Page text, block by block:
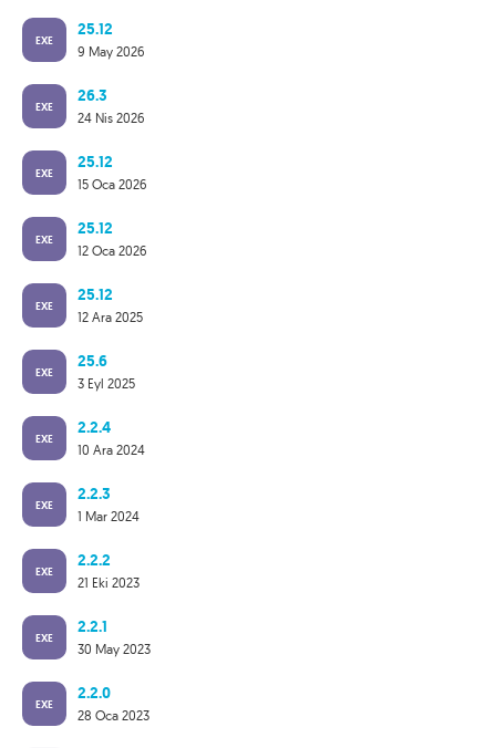
EXE
25.12
9 May 2026
EXE
26.3
24 Nis 2026
EXE
25.12
15 Oca 2026
EXE
25.12
12 Oca 2026
EXE
25.12
12 Ara 2025
EXE
25.6
3 Eyl 2025
EXE
2.2.4
10 Ara 2024
EXE
2.2.3
1 Mar 2024
EXE
2.2.2
21 Eki 2023
EXE
2.2.1
30 May 2023
EXE
2.2.0
28 Oca 2023